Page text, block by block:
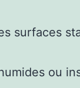
surfaces
ou